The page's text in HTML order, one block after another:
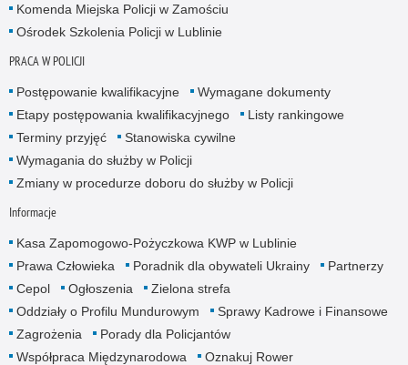
Komenda Miejska Policji w Zamościu
Ośrodek Szkolenia Policji w Lublinie
PRACA W POLICJI
Postępowanie kwalifikacyjne
Wymagane dokumenty
Etapy postępowania kwalifikacyjnego
Listy rankingowe
Terminy przyjęć
Stanowiska cywilne
Wymagania do służby w Policji
Zmiany w procedurze doboru do służby w Policji
Informacje
Kasa Zapomogowo-Pożyczkowa KWP w Lublinie
Prawa Człowieka
Poradnik dla obywateli Ukrainy
Partnerzy
Cepol
Ogłoszenia
Zielona strefa
Oddziały o Profilu Mundurowym
Sprawy Kadrowe i Finansowe
Zagrożenia
Porady dla Policjantów
Współpraca Międzynarodowa
Oznakuj Rower